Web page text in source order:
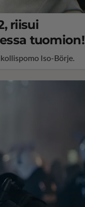
riisui
tuomion!
Iso-Börje.